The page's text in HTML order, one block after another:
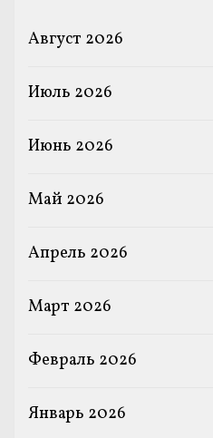
Август 2026
Июль 2026
Июнь 2026
Май 2026
Апрель 2026
Март 2026
Февраль 2026
Январь 2026